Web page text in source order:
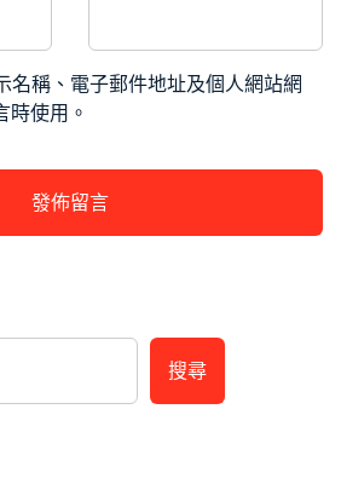
名稱、電子郵件地址及個人網站網
時使用。
搜尋